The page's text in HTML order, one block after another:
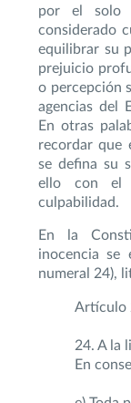
por el solo
considerado
equilibrar su
prejuicio
o percepción
agencias del
En otras
recordar que
se defina su
ello con el
culpabilidad.
En la
inocencia se
numeral 24),
Artículo
24. A la
En